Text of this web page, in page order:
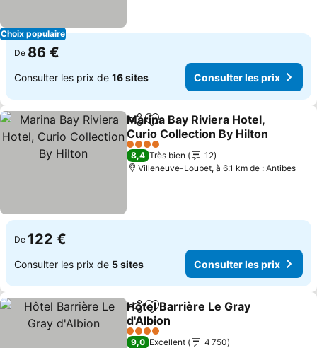
Choix populaire
De 86 €
Consulter les prix de 16 sites Consulter les prix
PartagerAjouter à mes favoris
Marina Bay Riviera Hotel,
Curio Collection By Hilton
Consulter les prix
4 Étoiles
8,4 Très bien
12
Villeneuve-Loubet, à 6.1 km de : Antibes
De 122 €
Consulter les prix de 5 sites Consulter les prix
PartagerAjouter à mes favoris
Hôtel Barrière Le Gray
d'Albion
Consulter les prix
4 Étoiles
9,0 Excellent
4 750